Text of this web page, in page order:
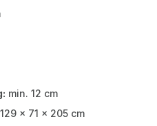
min. 12 cm
x 71 x 205 cm